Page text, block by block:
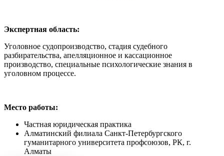
Экспертная область:
Уголовное судопроизводство, стадия судебного
разбирательства, апелляционное и кассационное
производство, специальные психологические знания в
уголовном процессе.
Место работы:
Частная юридическая практика
Алматинский филиала Санкт-Петербургского
гуманитарного университета профсоюзов, РК, г.
Алматы